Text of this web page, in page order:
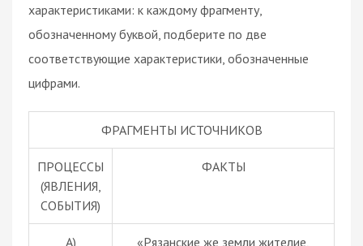
характеристиками: к каждому фрагменту,
обозначенному буквой, подберите по две
соответствующие характеристики, обозначенные
цифрами.
ФРАГМЕНТЫ ИСТОЧНИКОВ
ПРОЦЕССЫ
(ЯВЛЕНИЯ,
СОБЫТИЯ)
ФАКТЫ
A)
«Рязанские же земли жителие,